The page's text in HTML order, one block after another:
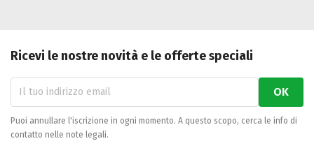
Ricevi le nostre novità e le offerte speciali
Puoi annullare l'iscrizione in ogni momento. A questo scopo, cerca le info di
contatto nelle note legali.